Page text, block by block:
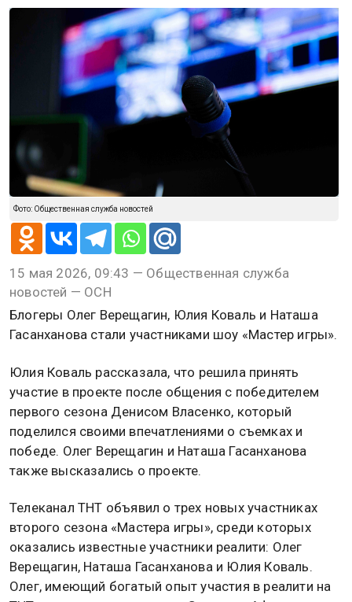
Фото: Общественная служба новостей
15 мая 2026, 09:43 — Общественная служба
новостей — ОСН
Блогеры Олег Верещагин, Юлия Коваль и Наташа
Гасанханова стали участниками шоу «Мастер игры».
Юлия Коваль рассказала, что решила принять
участие в проекте после общения с победителем
первого сезона Денисом Власенко, который
поделился своими впечатлениями о съемках и
победе. Олег Верещагин и Наташа Гасанханова
также высказались о проекте.
Телеканал ТНТ объявил о трех новых участниках
второго сезона «Мастера игры», среди которых
оказались известные участники реалити: Олег
Верещагин, Наташа Гасанханова и Юлия Коваль.
Олег, имеющий богатый опыт участия в реалити на